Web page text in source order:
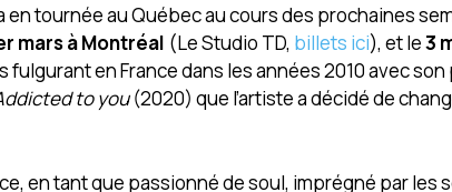
en tournée au Québec au cours des prochaines
mars à Montréal (Le Studio TD, billets ici), et le3
fulgurant en France dans les années 2010 avec
to you(2020) que l’artiste a décidé de
en tant que passionné de soul, imprégné par les